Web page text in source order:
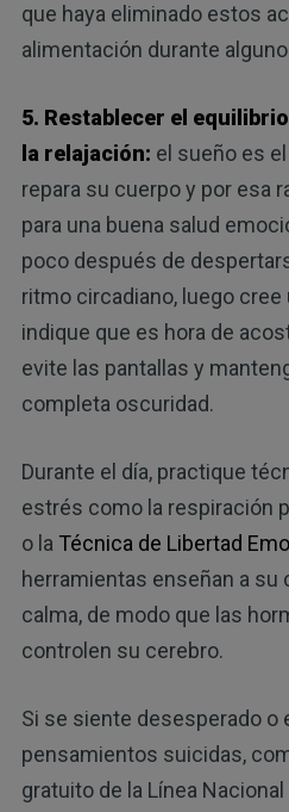
que haya eliminado estos
alimentación durante
5. Restablecer el
la relajación: el sueño es
repara su cuerpo y por esa
para una buena salud
poco después de
ritmo circadiano, luego
indique que es hora de
evite las pantallas y
completa oscuridad.
Durante el día, practique
estrés como la respiración
o la Técnica de Libertad
herramientas enseñan a su
calma, de modo que las
controlen su cerebro.
Si se siente desesperado o
pensamientos suicidas,
gratuito de la Línea